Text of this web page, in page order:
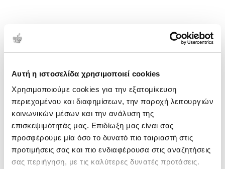
Αυτή η ιστοσελίδα χρησιμοποιεί cookies
Χρησιμοποιούμε cookies για την εξατομίκευση
περιεχομένου και διαφημίσεων, την παροχή λειτουργιών
κοινωνικών μέσων και την ανάλυση της
επισκεψιμότητάς μας. Επιδίωξη μας είναι σας
προσφέρουμε μία όσο το δυνατό πιο ταιριαστή στις
προτιμήσεις σας και πιο ενδιαφέρουσα στις αναζητήσεις
σας περιήγηση, με τις καλύτερες δυνατές προτάσεις.